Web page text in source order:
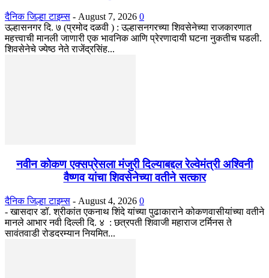
दैनिक जिल्हा टाइम्स - August 7, 2026 0
उल्हासनगर दि. ७ (प्रमोद दळवी ) : उल्हासनगरच्या शिवसेनेच्या राजकारणात
महत्त्वाची मानली जाणारी एक भावनिक आणि प्रेरणादायी घटना नुकतीच घडली.
शिवसेनेचे ज्येष्ठ नेते राजेंद्रसिंह...
नवीन कोकण एक्सप्रेसला मंजुरी दिल्याबद्दल रेल्वेमंत्री अश्विनी
वैष्णव यांचा शिवसेनेच्या वतीने सत्कार
दैनिक जिल्हा टाइम्स - August 4, 2026 0
- खासदार डॉ. श्रीकांत एकनाथ शिंदे यांच्या पुढाकाराने कोकणवासीयांच्या वतीने
मानले आभार नवी दिल्ली दि. ४ : छत्रपती शिवाजी महाराज टर्मिनस ते
सावंतवाडी रोडदरम्यान नियमित...